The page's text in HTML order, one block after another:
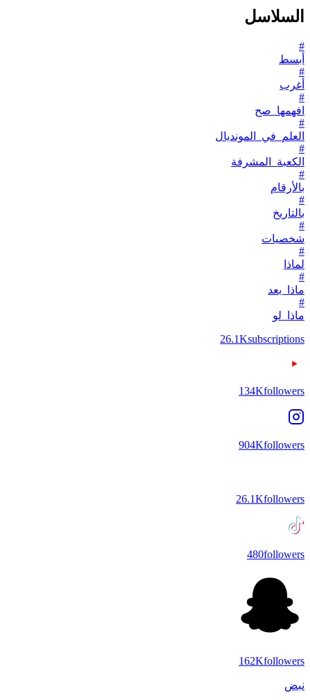
السلاسل
#
أبسط
#
أغرب
#
افهمها_صح
#
العلم_في_المونديال
#
الكعبة_المشرفة
#
بالأرقام
#
بالتاريخ
#
شخصيات
#
لماذا
#
ماذا_بعد
#
ماذا_لو
26.1Ksubscriptions
134Kfollowers
904Kfollowers
26.1Kfollowers
480followers
162Kfollowers
نبض